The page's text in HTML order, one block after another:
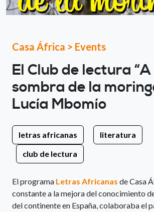
Casa África > Events
El Club de lectura “A
sombra de la
Lucía Mbomío
letras africanas
literatura
club de lectura
El programa Letras Africanas de Casa
constante a la mejora del conocimiento
del continente en España, colaboraba el